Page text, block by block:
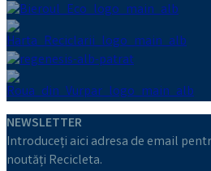
NEWSLETTER
Introduceți aici adresa de email
noutăți Recicleta.